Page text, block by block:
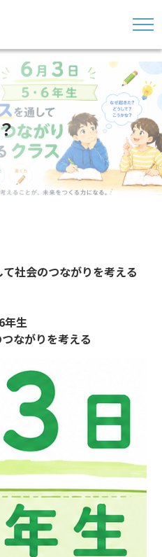
社会のつながりを考える
年生
ながりを考える